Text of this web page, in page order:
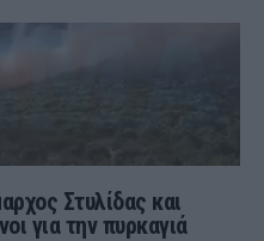
Στυλίδας και
για την πυρκαγιά